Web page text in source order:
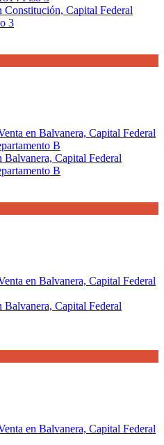
Constitución, Capital Federal
3
Balvanera, Capital Federal
B
Balvanera, Capital Federal